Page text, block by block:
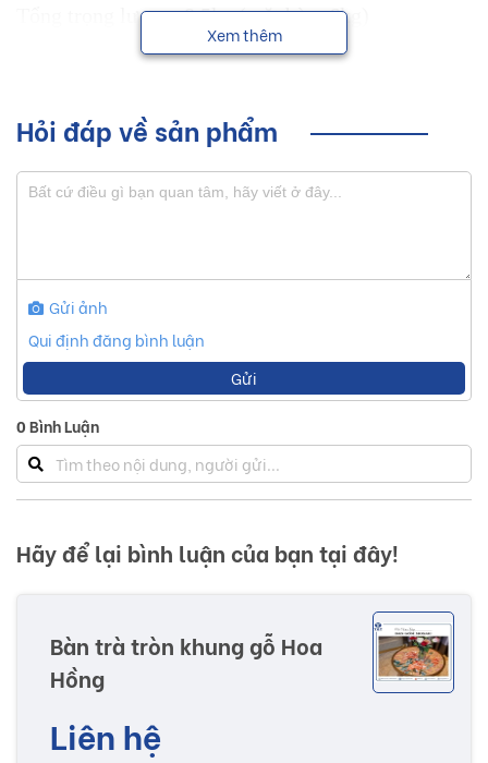
Tổng trọng lượng: 8,5kg (mặt bàn: 6kg)
Xem thêm
Hỏi đáp về sản phẩm
Gửi ảnh
Qui định đăng bình luận
Gửi
0Bình Luận
Hãy để lại bình luận của bạn tại đây!
Bàn trà tròn khung gỗ Hoa
Hồng
Liên hệ